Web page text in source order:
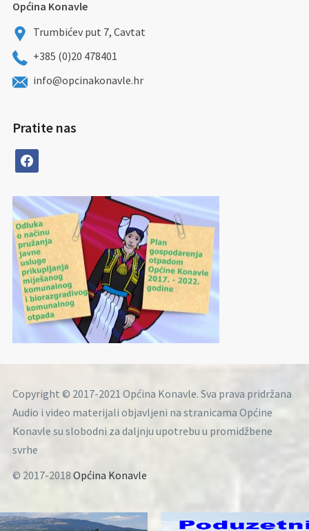
Općina Konavle
Trumbićev put 7, Cavtat
+385 (0)20 478401
info@opcinakonavle.hr
Pratite nas
facebook
Copyright © 2017-2021 Općina Konavle. Sva prava pridržana
Audio i video materijali objavljeni na stranicama Općine
Konavle su slobodni za daljnju upotrebu u promidžbene
svrhe
© 2017-2018 Općina Konavle